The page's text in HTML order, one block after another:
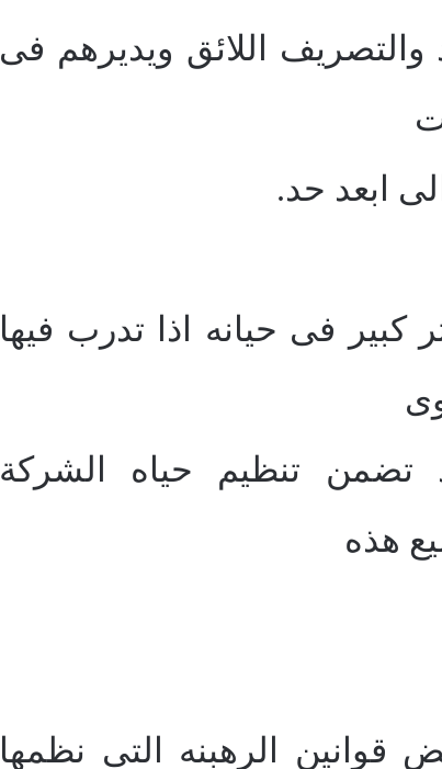
والتصريف اللائق ويديرهم فى
ابعد حد.
كبير فى حيانه اذا تدرب فيها
تضمن تنظيم حياه الشركة
هذه
قوانين الرهبنه التى نظمها